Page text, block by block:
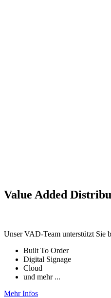
Value Added
Unser VAD-Team unterstützt Sie
Built To Order
Digital Signage
Cloud
und mehr ...
Mehr Infos